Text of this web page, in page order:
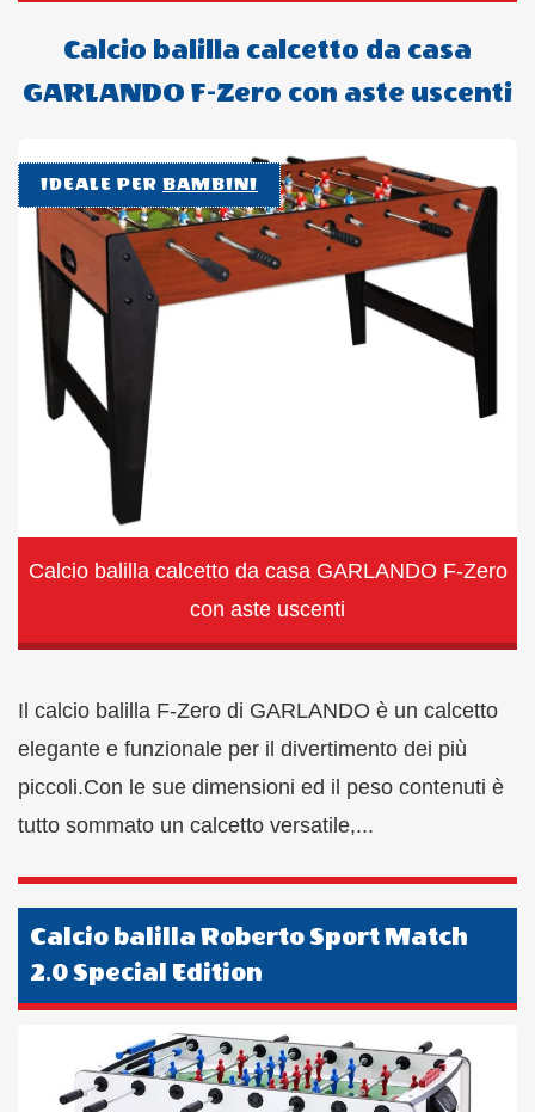
Calcio balilla calcetto da casa
GARLANDO F-Zero con aste uscenti
IDEALE PER BAMBINI
Calcio balilla calcetto da casa GARLANDO F-Zero
con aste uscenti
Il calcio balilla F-Zero di GARLANDO è un calcetto
elegante e funzionale per il divertimento dei più
piccoli.Con le sue dimensioni ed il peso contenuti è
tutto sommato un calcetto versatile,...
Calcio balilla Roberto Sport Match
2.0 Special Edition